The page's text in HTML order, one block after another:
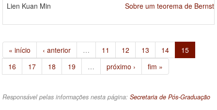
Lien Kuan Min Sobre um teorema de
« início ‹ anterior … 11 12 13 14
15
16
17 18 19 … próximo › fim »
Responsável pelas informações nesta página: Secretaria de Pós-Graduação